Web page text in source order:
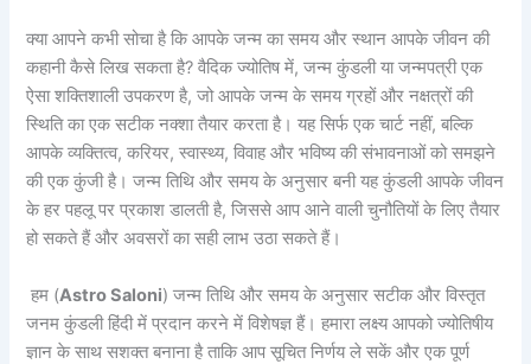
क्या आपने कभी सोचा है कि आपके जन्म का समय और स्थान आपके जीवन की
कहानी कैसे लिख सकता है? वैदिक ज्योतिष में, जन्म कुंडली या जन्मपत्री एक
ऐसा शक्तिशाली उपकरण है, जो आपके जन्म के समय ग्रहों और नक्षत्रों की
स्थिति का एक सटीक नक्शा तैयार करता है। यह सिर्फ एक चार्ट नहीं, बल्कि
आपके व्यक्तित्व, करियर, स्वास्थ्य, विवाह और भविष्य की संभावनाओं को समझने
की एक कुंजी है। जन्म तिथि और समय के अनुसार बनी यह कुंडली आपके जीवन
के हर पहलू पर प्रकाश डालती है, जिससे आप आने वाली चुनौतियों के लिए तैयार
हो सकते हैं और अवसरों का सही लाभ उठा सकते हैं।
हम (Astro Saloni) जन्म तिथि और समय के अनुसार सटीक और विस्तृत
जनम कुंडली हिंदी में प्रदान करने में विशेषज्ञ हैं। हमारा लक्ष्य आपको ज्योतिषीय
ज्ञान के साथ सशक्त बनाना है ताकि आप सूचित निर्णय ले सकें और एक पूर्ण